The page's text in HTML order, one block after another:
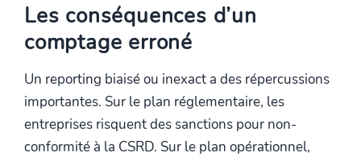
Les conséquences d’un
comptage erroné
Un reporting biaisé ou inexact a des répercussions
importantes. Sur le plan réglementaire, les
entreprises risquent des sanctions pour non-
conformité à la CSRD. Sur le plan opérationnel,